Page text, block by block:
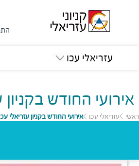
עזריאלי עכו
אירועי החודש בקניון
ראשי עזריאלי עכו אירועי החודש בקניון עזריאלי